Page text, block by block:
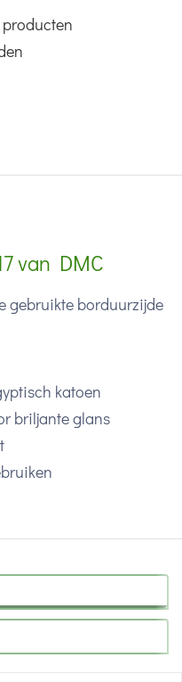
van DMC
gebruikte borduurzijde
katoen
briljante glans